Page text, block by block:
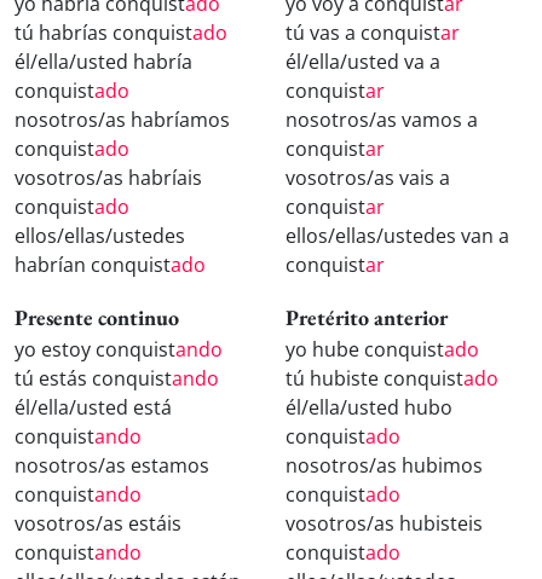
tú habrías conquistado
él/ella/usted habría
conquistado
nosotros/as habríamos
conquistado
vosotros/as habríais
conquistado
ellos/ellas/ustedes
habrían conquistado
tú vas a conquistar
él/ella/usted va a
conquistar
nosotros/as vamos a
conquistar
vosotros/as vais a
conquistar
ellos/ellas/ustedes van a
conquistar
Presente continuo
yo estoy conquistando
tú estás conquistando
él/ella/usted está
conquistando
nosotros/as estamos
conquistando
vosotros/as estáis
conquistando
Pretérito anterior
yo hube conquistado
tú hubiste conquistado
él/ella/usted hubo
conquistado
nosotros/as hubimos
conquistado
vosotros/as hubisteis
conquistado